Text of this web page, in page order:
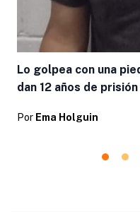
Lo golpea con una
dan 12 años de prisión
Por Ema Holguin